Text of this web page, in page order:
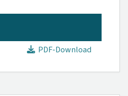
PDF-Download